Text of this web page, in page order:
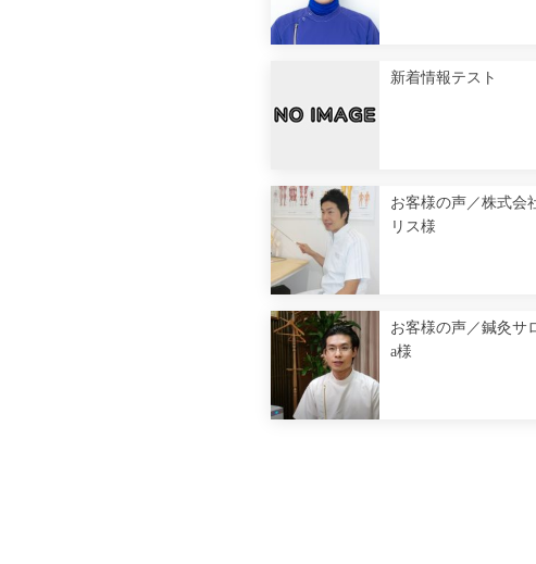
新着情報テスト
お客様の声／株式会
リス様
お客様の声／鍼灸サ
a様